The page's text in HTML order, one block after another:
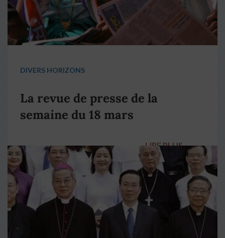
DIVERS HORIZONS
La revue de presse de la
semaine du 18 mars
LIRE PLUS →